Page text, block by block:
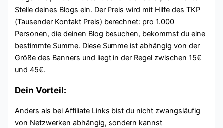
Stelle deines Blogs ein. Der Preis wird mit Hilfe des TKP
(Tausender Kontakt Preis) berechnet: pro 1.000
Personen, die deinen Blog besuchen, bekommst du eine
bestimmte Summe. Diese Summe ist abhängig von der
Größe des Banners und liegt in der Regel zwischen 15€
und 45€.
Dein Vorteil:
Anders als bei Affiliate Links bist du nicht zwangsläufig
von Netzwerken abhängig, sondern kannst